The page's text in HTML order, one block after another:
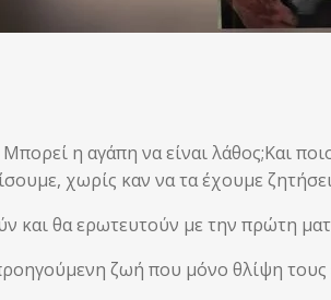
η αγάπη να είναι λάθος;Και
χωρίς καν να τα έχουμε
και θα ερωτευτούν με την πρώτη
ζωή που μόνο θλίψη τους